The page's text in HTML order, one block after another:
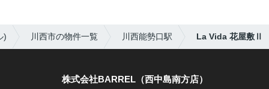
) 川西市の物件一覧 川西能勢口駅 La Vida 花屋敷Ⅱ
株式会社BARREL（西中島南方店）